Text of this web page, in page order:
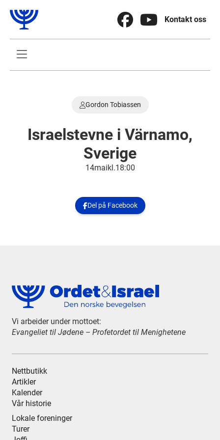
  Kontakt oss

Gordon Tobiassen
Israelstevne i Värnamo,
Sverige
14.maikl.18:00
Del på Facebook
Vi arbeider under mottoet:
Evangeliet til Jødene – Profetordet til Menighetene
Nettbutikk
Artikler
Kalender
Vår historie
Lokale foreninger
Turer